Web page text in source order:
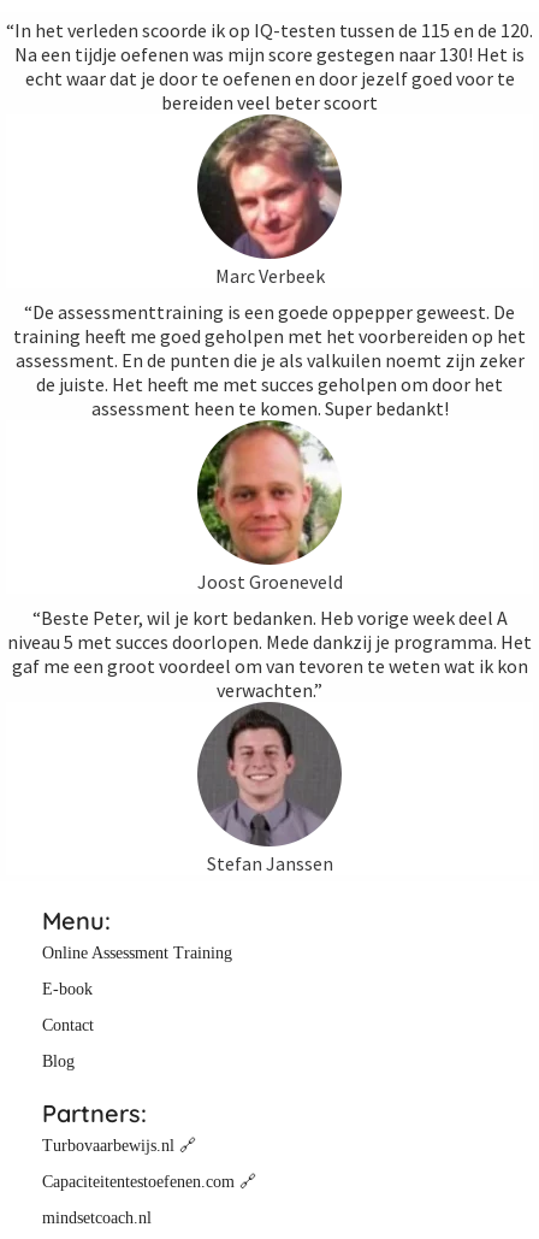
“In het verleden scoorde ik op IQ-testen tussen de 115 en de 120.
Na een tijdje oefenen was mijn score gestegen naar 130! Het is
echt waar dat je door te oefenen en door jezelf goed voor te
bereiden veel beter scoort
Marc Verbeek
“De assessmenttraining is een goede oppepper geweest. De
training heeft me goed geholpen met het voorbereiden op het
assessment. En de punten die je als valkuilen noemt zijn zeker
de juiste. Het heeft me met succes geholpen om door het
assessment heen te komen. Super bedankt!
Joost Groeneveld
“Beste Peter, wil je kort bedanken. Heb vorige week deel A
niveau 5 met succes doorlopen. Mede dankzij je programma. Het
gaf me een groot voordeel om van tevoren te weten wat ik kon
verwachten.”
Stefan Janssen
Menu:
Online Assessment Training
E-book
Contact
Blog
Partners:
Turbovaarbewijs.nl 🔗
Capaciteitentestoefenen.com 🔗
mindsetcoach.nl